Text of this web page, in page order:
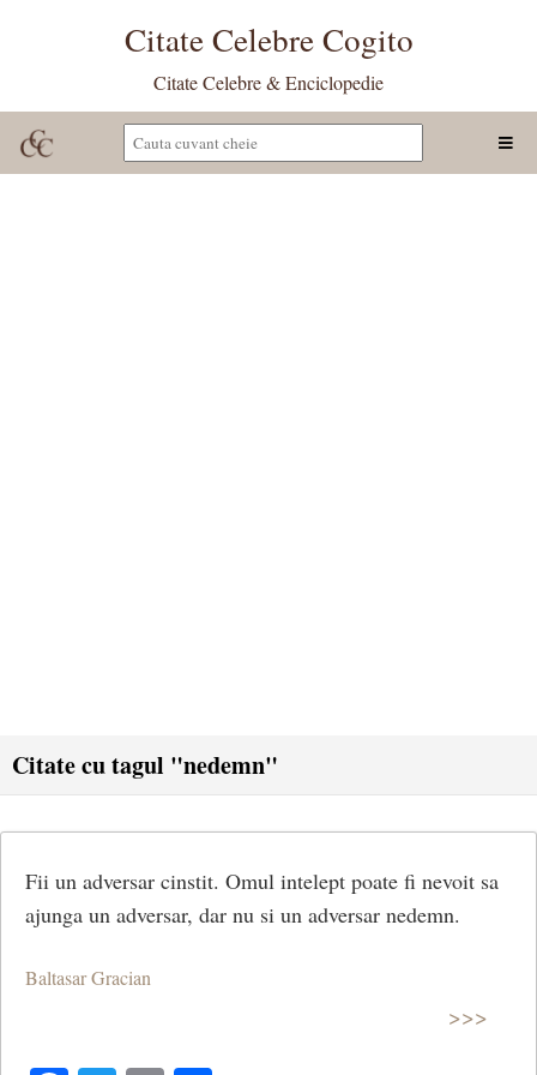
Citate Celebre Cogito
Citate Celebre & Enciclopedie
Citate cu tagul "nedemn"
Fii un adversar cinstit. Omul intelept poate fi nevoit sa
ajunga un adversar, dar nu si un adversar nedemn.
Baltasar Gracian
>>>